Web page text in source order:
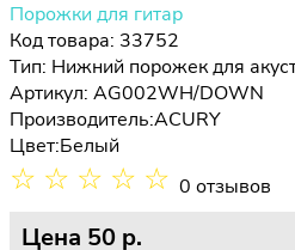
Порожки для гитар
Код товара: 33752
Тип: Нижний порожек для
Артикул: AG002WH/DOWN
Производитель:ACURY
Цвет:Белый
☆ ☆ ☆ ☆ ☆ 0 отзывов
Цена 50 p.